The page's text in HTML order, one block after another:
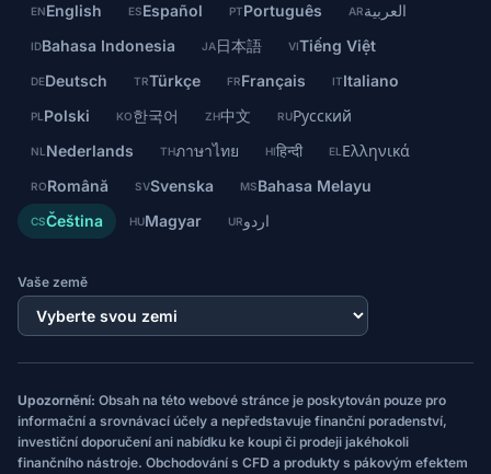
ENEnglish ESEspañol PTPortuguês ARالعربية
IDBahasa Indonesia JA日本語 VITiếng Việt
DEDeutsch TRTürkçe FRFrançais ITItaliano
PL Polski KO한국어 ZH中文 RUРусский
NL Nederlands THภาษาไทย HIहिन्दी EL Ελληνικά
RORomână SVSvenska MSBahasa Melayu
CSČeština HUMagyar URاردو
Vaše země
Upozornění: Obsah na této webové stránce je poskytován pouze pro
informační a srovnávací účely a nepředstavuje finanční poradenství,
investiční doporučení ani nabídku ke koupi či prodeji jakéhokoli
finančního nástroje. Obchodování s CFD a produkty s pákovým efektem